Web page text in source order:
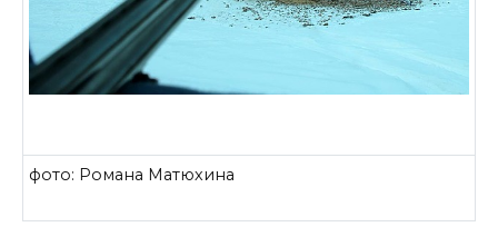
фото: Романа Матюхина